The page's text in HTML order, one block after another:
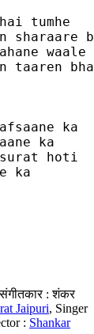
tumhe
sharaare
waale
taaren
ka
ka
surat hoti
ka
: शंकर
Jaipuri, Singer
: Shankar